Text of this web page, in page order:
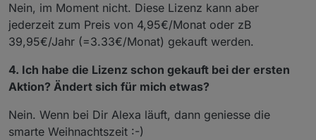
Nein, im Moment nicht. Diese Lizenz kann aber
jederzeit zum Preis von 4,95€/Monat oder zB
39,95€/Jahr (=3.33€/Monat) gekauft werden.
4. Ich habe die Lizenz schon gekauft bei der ersten
Aktion? Ändert sich für mich etwas?
Nein. Wenn bei Dir Alexa läuft, dann geniesse die
smarte Weihnachtszeit :-)